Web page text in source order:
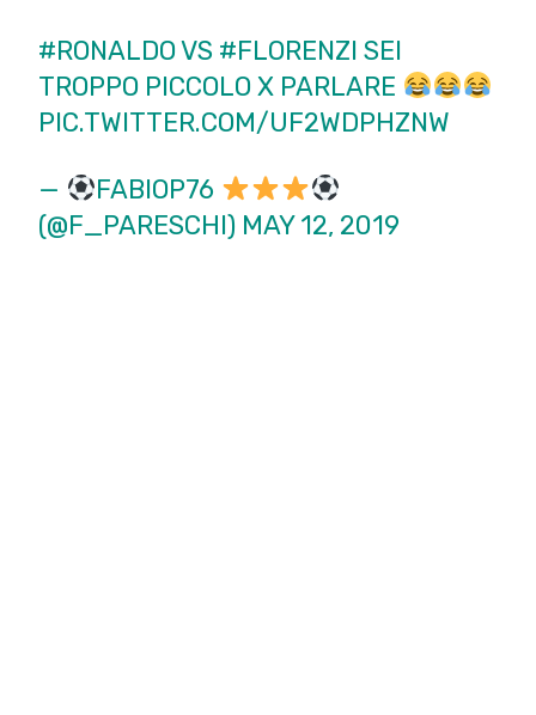
#RONALDOVS #FLORENZI SEI
TROPPO PICCOLO X PARLARE
PIC.TWITTER.COM/UF2WDPHZNW
—
FABIOP76
(@F_PARESCHI) MAY 12, 2019